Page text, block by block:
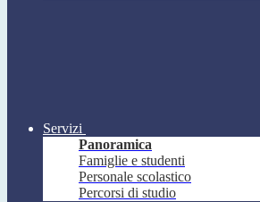
Servizi
Panoramica
Famiglie e studenti
Personale scolastico
Percorsi di studio